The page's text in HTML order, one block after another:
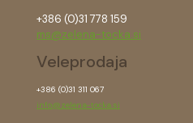
+386 (0)31 778 159
ms@zelena-tocka.si
Veleprodaja
+386 (0)31 311 067
info@zelena-tocka.si